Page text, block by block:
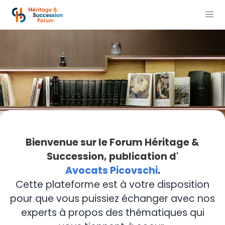
Bienvenue sur le Forum Héritage &
Succession, publication d'
Avocats Picovschi.
Cette plateforme est à votre disposition
pour que vous puissiez échanger avec nos
experts à propos des thématiques qui